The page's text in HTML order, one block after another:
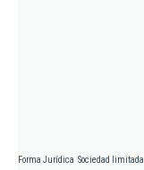
Forma Jurídica Sociedad limitada